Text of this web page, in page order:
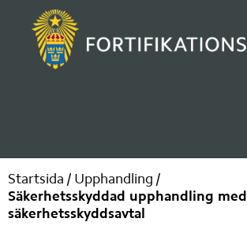
Startsida / Upphandling /
Säkerhetsskyddad upphandling med
säkerhetsskyddsavtal